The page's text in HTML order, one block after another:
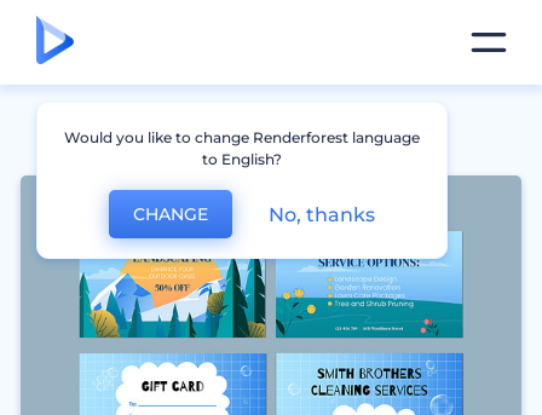
Would you like to change Renderforest language
to English?
CHANGE No, thanks